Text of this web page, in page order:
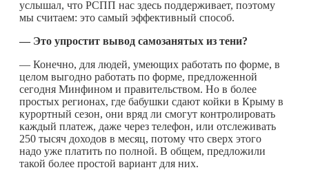
услышал, что РСПП нас здесь поддерживает, поэтому
мы считаем: это самый эффективный способ.
— Это упростит вывод самозанятых из тени?
— Конечно, для людей, умеющих работать по форме, в
целом выгодно работать по форме, предложенной
сегодня Минфином и правительством. Но в более
простых регионах, где бабушки сдают койки в Крыму в
курортный сезон, они вряд ли смогут контролировать
каждый платеж, даже через телефон, или отслеживать
250 тысяч доходов в месяц, потому что сверх этого
надо уже платить по полной. В общем, предложили
такой более простой вариант для них.